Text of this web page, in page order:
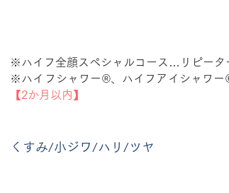
※ハイフ全顔スペシャルコース…リピータ
※ハイフシャワー®、ハイフアイシャワ
【2か月以内】
くすみ/小ジワ/ハリ/ツヤ